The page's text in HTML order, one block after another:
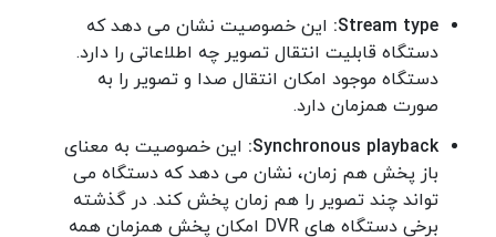
Stream type: این خصوصیت نشان می دهد که
دستگاه قابلیت انتقال تصویر چه اطلاعاتی را دارد.
دستگاه موجود امکان انتقال صدا و تصویر را به
صورت همزمان دارد.
Synchronous playback: این خصوصیت به معنای
باز پخش هم زمان، نشان می دهد که دستگاه می
تواند چند تصویر را هم زمان پخش کند. در گذشته
برخی دستگاه های DVR امکان پخش همزمان همه